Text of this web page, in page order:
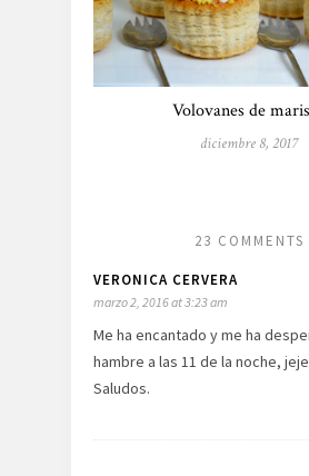
Volovanes de
diciembre 8, 2017
23 COMMENTS
VERONICA CERVERA
marzo 2, 2016 at 3:23 am
Me ha encantado y me ha
hambre a las 11 de la noche,
Saludos.